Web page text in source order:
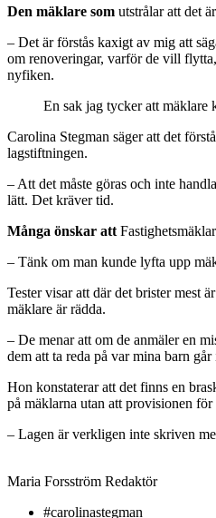
Den mäklare som utstrålar att det
– Det är förstås kaxigt av mig att
om renoveringar, varför de vill
nyfiken.
En sak jag tycker att mäklare
Carolina Stegman säger att det
lagstiftningen.
– Att det måste göras och inte
lätt. Det kräver tid.
Många önskar att
– Tänk om man kunde lyfta upp
Tester visar att där det brister mest
mäklare är rädda.
– De menar att om de anmäler en
dem att ta reda på var mina barn
Hon konstaterar att det finns en
på mäklarna utan att provisionen för
– Lagen är verkligen inte skriven
Maria Forsström Redaktör
#carolinastegman